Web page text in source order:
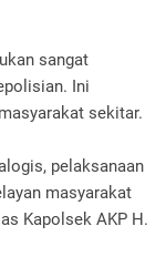
sangat
Ini
sekitar.
pelaksanaan
masyarakat
Kapolsek AKP H.